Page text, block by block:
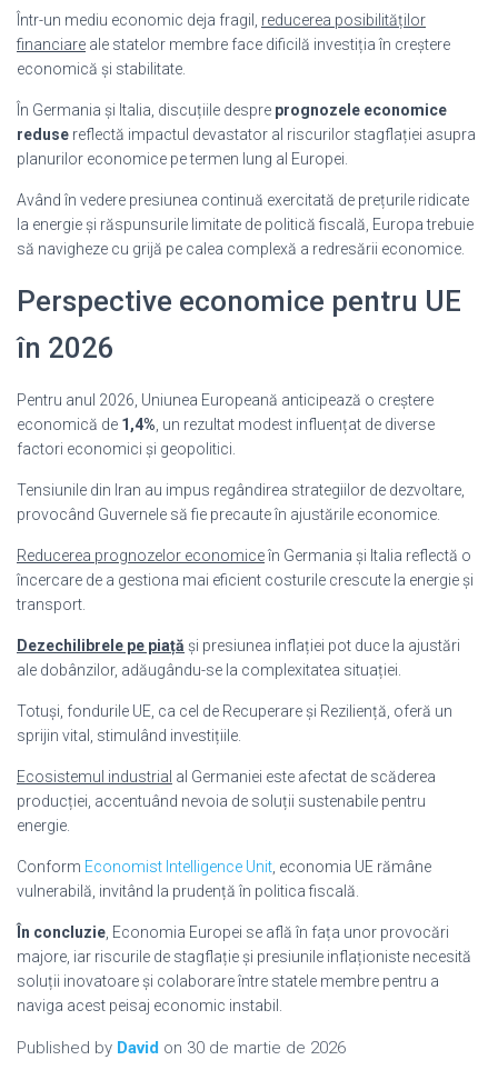
Într-un mediu economic deja fragil, reducerea posibilităților
financiare ale statelor membre face dificilă investiția în creștere
economică și stabilitate.
În Germania și Italia, discuțiile despre prognozele economice
reduse reflectă impactul devastator al riscurilor stagflației asupra
planurilor economice pe termen lung al Europei.
Având în vedere presiunea continuă exercitată de prețurile ridicate
la energie și răspunsurile limitate de politică fiscală, Europa trebuie
să navigheze cu grijă pe calea complexă a redresării economice.
Perspective economice pentru UE
în 2026
Pentru anul 2026, Uniunea Europeană anticipează o creștere
economică de 1,4% , un rezultat modest influențat de diverse
factori economici și geopolitici.
Tensiunile din Iran au impus regândirea strategiilor de dezvoltare,
provocând Guvernele să fie precaute în ajustările economice.
Reducerea prognozelor economiceîn Germania și Italia reflectă o
încercare de a gestiona mai eficient costurile crescute la energie și
transport.
Dezechilibrele pe piață și presiunea inflației pot duce la ajustări
ale dobânzilor, adăugându-se la complexitatea situației.
Totuși, fondurile UE, ca cel de Recuperare și Reziliență, oferă un
sprijin vital, stimulând investițiile.
Ecosistemul industrial al Germaniei este afectat de scăderea
producției, accentuând nevoia de soluții sustenabile pentru
energie.
Conform Economist Intelligence Unit , economia UE rămâne
vulnerabilă, invitând la prudență în politica fiscală.
În concluzie , Economia Europei se află în fața unor provocări
majore, iar riscurile de stagflație și presiunile inflaționiste necesită
soluții inovatoare și colaborare între statele membre pentru a
naviga acest peisaj economic instabil.
Published by David on 30 de martie de 2026